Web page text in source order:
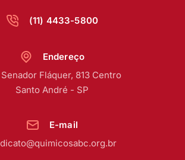
(11) 4433-5800
Endereço
Senador Fláquer, 813 Centro
Santo André - SP
E-mail